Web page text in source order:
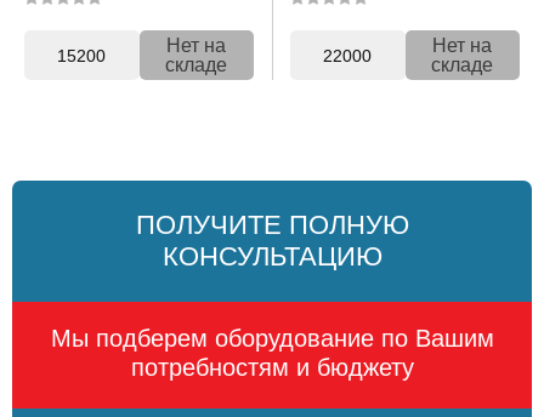
15200
Нет на
складе
22000
Нет на
складе
ПОЛУЧИТЕ ПОЛНУЮ
КОНСУЛЬТАЦИЮ
Мы подберем оборудование по Вашим
потребностям и бюджету